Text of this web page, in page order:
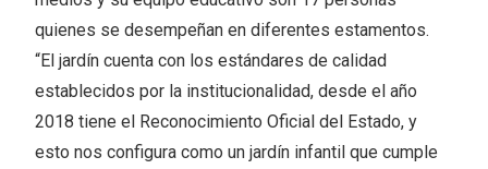
quienes se desempeñan en diferentes estamentos.
“El jardín cuenta con los estándares de calidad
establecidos por la institucionalidad, desde el año
2018 tiene el Reconocimiento Oficial del Estado, y
esto nos configura como un jardín infantil que cumple